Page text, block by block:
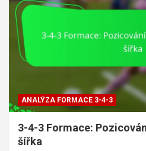
ANALÝZA FORMACE 3-4-3
3-4-3 Formace:
šířka